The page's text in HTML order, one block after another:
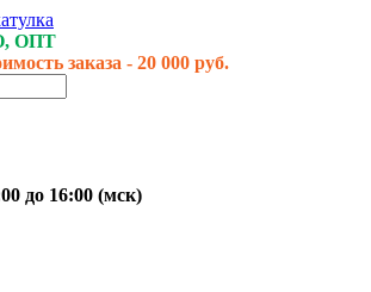
ОПТ
заказа - 20 000 руб.
до 16:00 (мск)